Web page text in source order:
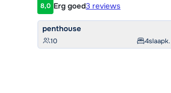
Klantwaardering
8,0 Erg goed3 reviews
penthouse
10 4slaapk.